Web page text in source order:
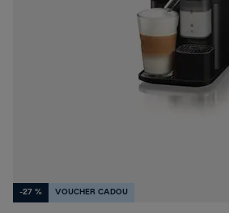
-27 % VOUCHER CADOU